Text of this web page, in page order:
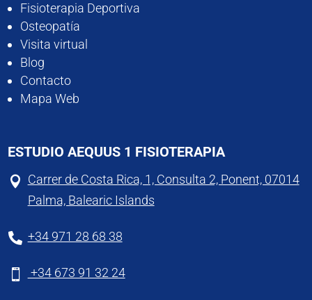
Fisioterapia Deportiva
Osteopatía
Visita virtual
Blog
Contacto
Mapa Web
ESTUDIO AEQUUS 1 FISIOTERAPIA
 Carrer de Costa Rica, 1, Consulta 2, Ponent, 07014
Palma, Balearic Islands
 +34 971 28 68 38
 +34 673 91 32 24